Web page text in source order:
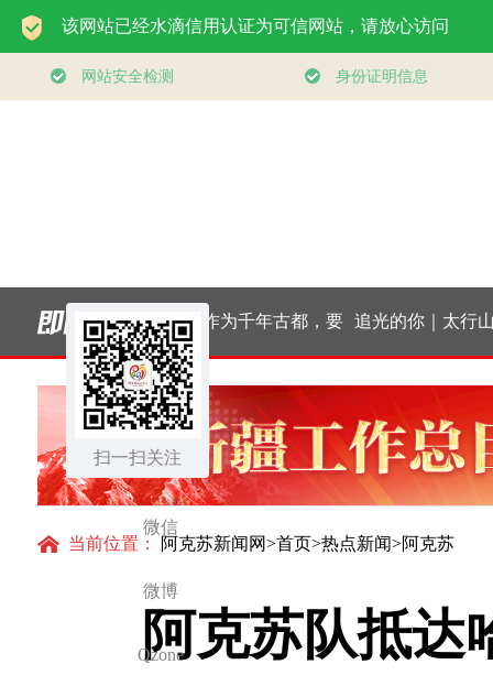
扫一扫关注
微信
微博
Qzone
领航丨夯实基础开新
局
习近平总书记关切事
｜厚植营商沃土推动
东北全面振兴
当前位置： 阿克苏新闻网>首页>热点新闻>阿克苏
阿克苏队抵达